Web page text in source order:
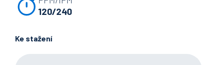
120/240
Ke stažení